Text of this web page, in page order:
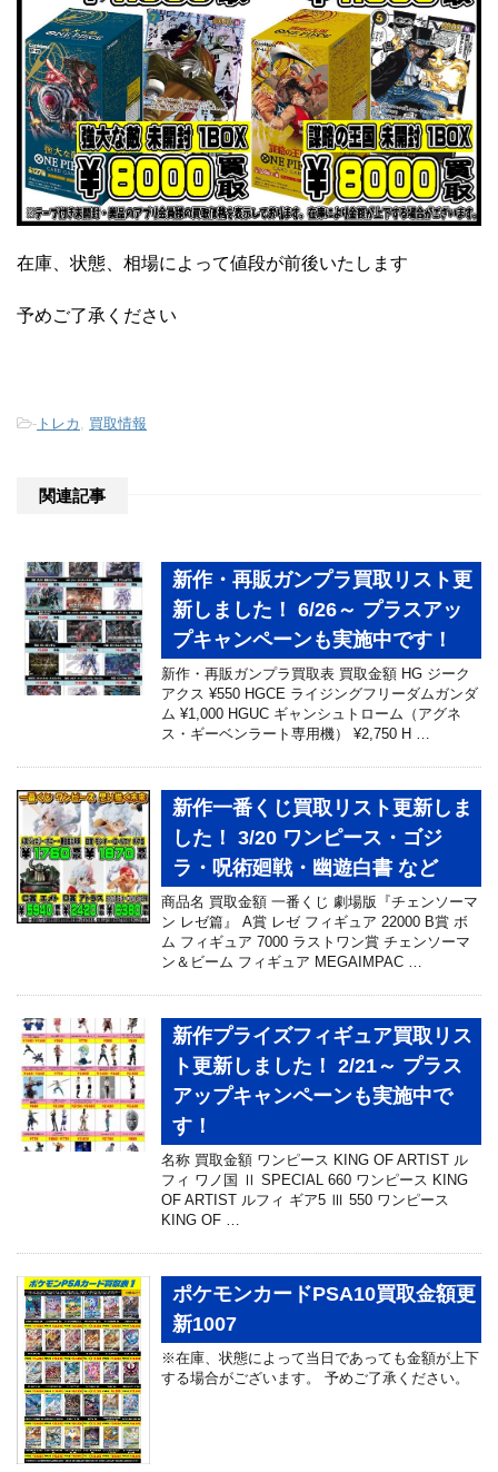
在庫、状態、相場によって値段が前後いたします
予めご了承ください
- トレカ 買取情報
関連記事
新作・再販ガンプラ買取リスト更
新しました！ 6/26～ プラスアッ
プキャンペーンも実施中です！
新作・再販ガンプラ買取表 買取金額 HG ジーク
アクス ¥550 HGCE ライジングフリーダムガンダ
ム ¥1,000 HGUC ギャンシュトローム（アグネ
ス・ギーベンラート専用機） ¥2,750 H …
新作一番くじ買取リスト更新しま
した！ 3/20 ワンピース・ゴジ
ラ・呪術廻戦・幽遊白書 など
商品名 買取金額 一番くじ 劇場版『チェンソーマ
ン レゼ篇』 A賞 レゼ フィギュア 22000 B賞 ボ
ム フィギュア 7000 ラストワン賞 チェンソーマ
ン＆ビーム フィギュア MEGAIMPAC …
新作プライズフィギュア買取リス
ト更新しました！ 2/21～ プラス
アップキャンペーンも実施中で
す！
名称 買取金額 ワンピース KING OF ARTIST ル
フィ ワノ国 Ⅱ SPECIAL 660 ワンピース KING
OF ARTIST ルフィ ギア5 Ⅲ 550 ワンピース
KING OF …
ポケモンカードPSA10買取金額更
新1007
※在庫、状態によって当日であっても金額が上下
する場合がございます。 予めご了承ください。